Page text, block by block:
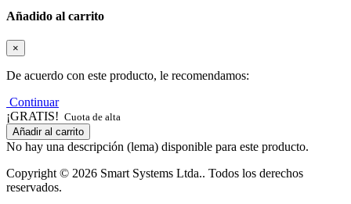
Añadido al carrito
×
De acuerdo con este producto, le recomendamos:
Continuar
¡GRATIS! Cuota de alta
Añadir al carrito
No hay una descripción (lema) disponible para este producto.
Copyright © 2026 Smart Systems Ltda.. Todos los derechos
reservados.